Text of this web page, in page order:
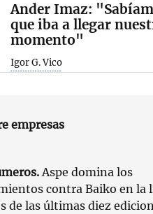
Ander Imaz:
que iba a llegar
momento"
Igor G. Vico
empresas
Aspe domina los
contra Baiko en la
de las últimas diez